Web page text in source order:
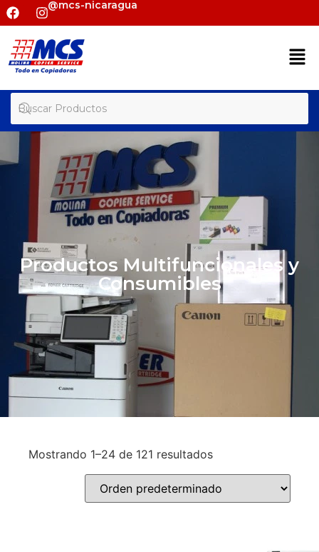
@mcs-nicaragua
Productos Multifuncionales y
Consumibles
Mostrando 1–24 de 121 resultados